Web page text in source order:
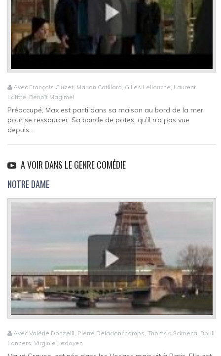
Avec François Cluzet, Marion Cotillard, Gilles Lellouche, Laurent
Lafitte, Benoît Magimel
Préoccupé, Max est parti dans sa maison au bord de la mer
pour se ressourcer. Sa bande de potes, qu’il n’a pas vue
depuis...
A VOIR DANS LE GENRE COMÉDIE
NOTRE DAME
Avec Valérie Donzelli, Pierre Deladonchamps, Thomas Scimeca, Bouli
Lanners, Virginie Ledoyen